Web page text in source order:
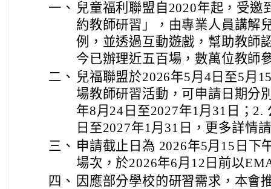
一、 兒童福利聯盟自2020年起，受邀
約教師研習」，由專業人員講解
例，並透過互動遊戲，幫助教師
今已辦理近五百場，數萬位教師
二、 兒福聯盟於2026年5月4日至5月
場教師研習活動，可申請日期分
年8月24日至2027年1月31日；2.
日至2027年1月31日，更多詳情
三、 申請截止日為 2026年5月15日下
場次，於2026年6月12日前以
四、 因應部分學校的研習需求，本會